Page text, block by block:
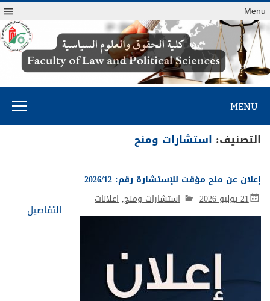
Menu
كلية الحقوق
والعلوم السياسية MENU
التصنيف: استشارات ومنح
إعلان عن منح مؤقت للإستشارة رقم: 2026/12
21 يوليو 2026 استشارات ومنح,اعلانات
التفاصيل